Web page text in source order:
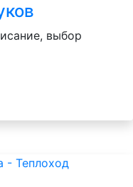
выбор